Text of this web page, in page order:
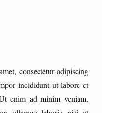
consectetur adipiscing
incididunt ut labore et
enim ad minim veniam,